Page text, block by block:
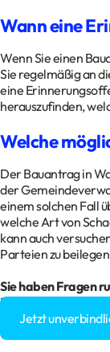
Wann eine
Wenn Sie einen
Sie regelmäßig an
eine
herauszufinden,
Welche
Der Bauantrag in
der
einem solchen Fall
welche Art von
kann auch
Parteien zu
Sie haben Fragen
Baugenehmigung?
Jetzt